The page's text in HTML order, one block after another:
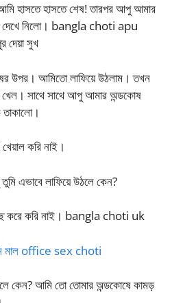
হাসতে হাসতে শেষ! তারপর আপু আমার
দেখে নিলো। bangla choti apu
দেয়া সুখ
উপর। আমিতো লাফিয়ে উঠলাম। তখন
সাথে সাথে আপু আমার অন্ডকোষ
করি নাই।
এভাবে লাফিয়ে উঠলে কেন?
করে করি নাই। bangla choti uk
মাল office sex choti
কেন? আমি তো তোমার অন্ডকোষে কামড়